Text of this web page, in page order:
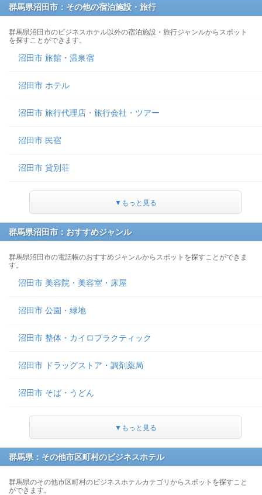
群馬県沼田市：その他の宿泊施設・旅行
群馬県沼田市のビジネスホテル以外の宿泊施設・旅行ジャンルからスポット
を探すことができます。
沼田市 旅館・温泉宿
沼田市 ホテル
沼田市 旅行代理店・旅行会社・ツアー
沼田市 民宿
沼田市 貸別荘
▼もっと見る
群馬県沼田市：おすすめジャンル
群馬県沼田市の電話帳のおすすめジャンルからスポットを探すことができま
す。
沼田市 美容院・美容室・床屋
沼田市 公園・緑地
沼田市 整体・カイロプラクティック
沼田市 ドラッグストア・調剤薬局
沼田市 そば・うどん
▼もっと見る
群馬県：その他市区町村のビジネスホテル
群馬県のその他市区町村のビジネスホテルカテゴリからスポットを探すこと
ができます。